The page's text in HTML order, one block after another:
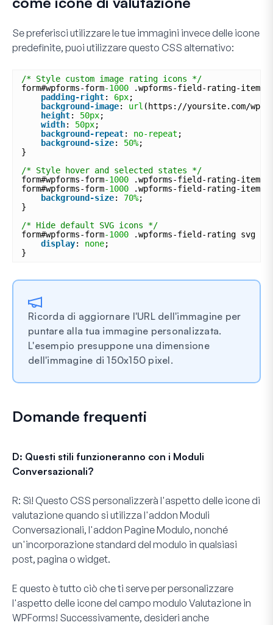
Se preferisci utilizzare le tue immagini invece delle icone
predefinite, puoi utilizzare questo CSS alternativo:
/* Style custom image rating icons */
form#wpforms-form-1000
.wpforms-field-rating-item {
padding-right: 6px;
background-image: url (https://yoursite.com/wp-
height: 50px;
width: 50px;
background-repeat: no-repeat ;
background-size: 50%;
}
/* Style hover and selected states */
form#wpforms-form-1000
.wpforms-field-rating-
form#wpforms-form-1000
.wpforms-field-rating-
background-size: 70%;
}
/* Hide default SVG icons */
form#wpforms-form-1000
.wpforms-field-rating svg {
display: none;
}
Ricorda di aggiornare l'URL dell'immagine per
puntare alla tua immagine personalizzata.
L'esempio presuppone una dimensione
dell'immagine di 150x150 pixel.
Domande frequenti
D: Questi stili funzioneranno con i Moduli
Conversazionali?
R: Sì! Questo CSS personalizzerà l'aspetto delle icone di
valutazione quando si utilizza l'addon Moduli
Conversazionali, l'addon Pagine Modulo, nonché
un'incorporazione standard del modulo in qualsiasi
post, pagina o widget.
E questo è tutto ciò che ti serve per personalizzare
l'aspetto delle icone del campo modulo Valutazione in
WPForms! Successivamente, desideri anche